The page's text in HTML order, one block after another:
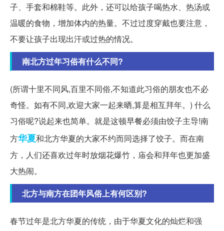
子、手套和棉鞋等。此外，还可以给孩子喝热水、热汤或
温暖的食物，增加体内的热量。不过过度穿戴也要注意，
不要让孩子出现出汗或过热的情况。
南北方过年习俗有什么不同?
(所谓十里不同风,百里不同俗,不知道此习俗的朋友也不必
奇怪。如有不同,欢迎大家一起来晒,算是相互拜年。) 什么
习俗呢?说起来也简单。就是这顿早餐必须由饺子主导!南
方华夏和北方华夏的大家不约而同选择了饺子。而在南
方，人们还喜欢过年时放烟花爆竹，庙会和拜年也更加盛
大热闹。
北方与南方在团年风俗上有何区别?
春节过年是北方华夏的传统，由于华夏文化的灿烂和强